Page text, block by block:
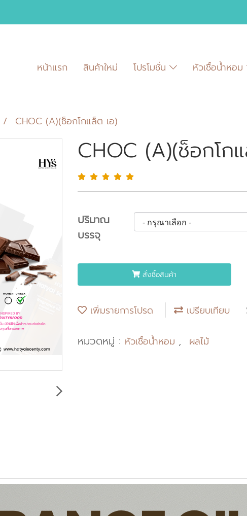
หน้าแรก สินค้าใหม่ โปรโมชั่น หัวเชื้อน้ำหอม
CHOC (A)(ช็อกโกแล็ต เอ)
CHOC (A)(ช็อกโก
ปริมาณ
บรรจุ
สั่งซื้อสินค้า
เพิ่มรายการโปรด เปรียบเทียบ
หมวดหมู่ : หัวเชื้อน้ำหอม , ผลไม้